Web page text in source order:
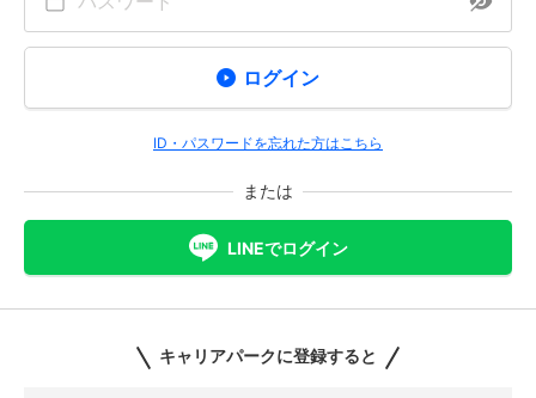
ログイン
ID・パスワードを忘れた方はこちら
または
LINEでログイン
キャリアパークに登録すると